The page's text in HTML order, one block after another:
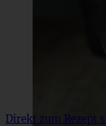
Direkt zum Rezept